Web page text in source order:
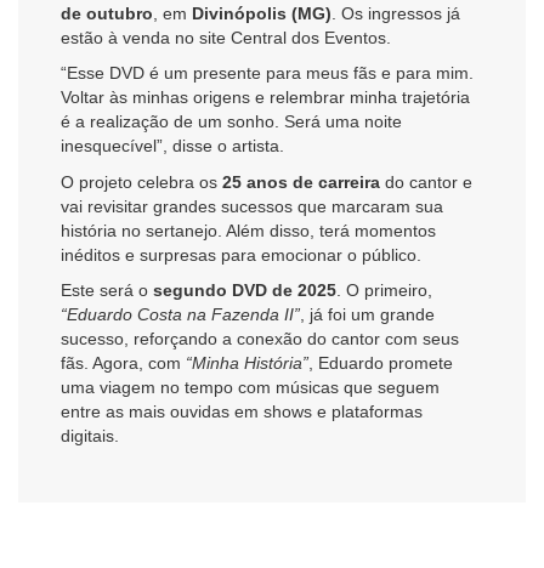
de outubro , em Divinópolis (MG) . Os ingressos já
estão à venda no site Central dos Eventos.
“Esse DVD é um presente para meus fãs e para mim.
Voltar às minhas origens e relembrar minha trajetória
é a realização de um sonho. Será uma noite
inesquecível”, disse o artista.
O projeto celebra os 25 anos de carreira do cantor e
vai revisitar grandes sucessos que marcaram sua
história no sertanejo. Além disso, terá momentos
inéditos e surpresas para emocionar o público.
Este será o segundo DVD de 2025 . O primeiro,
“Eduardo Costa na Fazenda II” , já foi um grande
sucesso, reforçando a conexão do cantor com seus
fãs. Agora, com “Minha História” , Eduardo promete
uma viagem no tempo com músicas que seguem
entre as mais ouvidas em shows e plataformas
digitais.